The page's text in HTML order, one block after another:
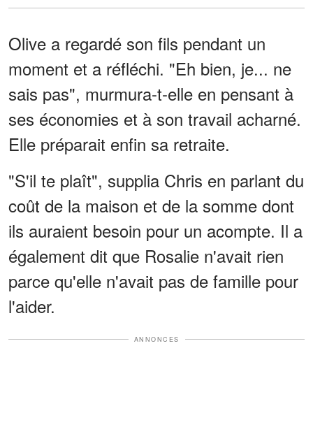
Olive a regardé son fils pendant un
moment et a réfléchi. "Eh bien, je... ne
sais pas", murmura-t-elle en pensant à
ses économies et à son travail acharné.
Elle préparait enfin sa retraite.
"S'il te plaît", supplia Chris en parlant du
coût de la maison et de la somme dont
ils auraient besoin pour un acompte. Il a
également dit que Rosalie n'avait rien
parce qu'elle n'avait pas de famille pour
l'aider.
ANNONCES